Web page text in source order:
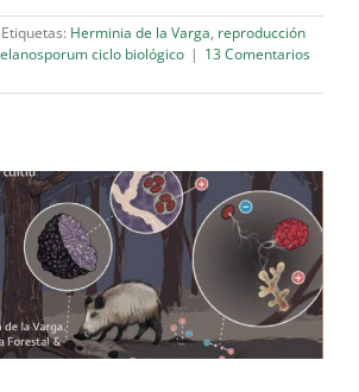
Etiquetas: Herminia de la Varga, reproducción
ciclo biológico | 13 Comentarios